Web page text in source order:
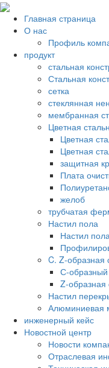
Главная страница
О нас
Профиль
продукт
стальная
Стальная
сетка
стеклянная
мембранная
Цветная
Цветная
Цветная
защитная
Плата
желоб
трубчатая
Настил пола
Настил
C. Z-образная
С-образный
Z-образная
Настил
Алюминиевая
инженерный кейс
Новостной центр
Новости
Отраслевая